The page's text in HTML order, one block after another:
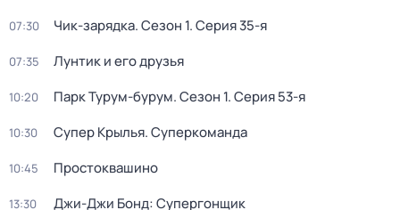
07:30 Чик-зарядка. Сезон 1. Серия 35-я
07:35 Лунтик и его друзья
10:20 Парк Турум-бурум. Сезон 1. Серия 53-я
10:30 Супер Крылья. Суперкоманда
10:45 Простоквашино
13:30 Джи-Джи Бонд: Супергонщик